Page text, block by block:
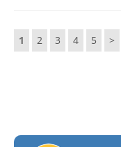
1 2 3 4 5 >